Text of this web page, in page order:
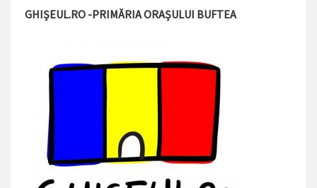
GHIȘEUL.RO -PRIMĂRIA ORAȘULUI BUFTEA